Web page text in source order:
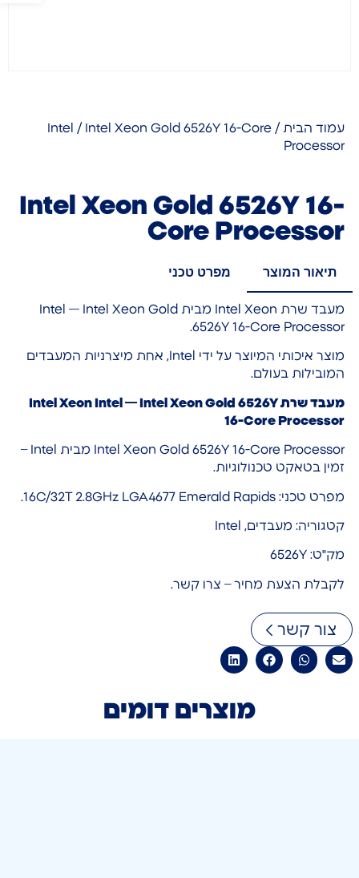
עמוד הבית /
Intel / Intel Xeon Gold 6526Y 16-Core
Processor
Intel Xeon Gold 6526Y 16-
Core Processor
תיאור המוצר מפרט טכני
מעבד שרת Intel Xeon מבית Intel — Intel Xeon Gold
6526Y 16-Core Processor.
מוצר איכותי המיוצר על ידי Intel, אחת מיצרניות המעבדים
המובילות בעולם.
מעבד שרת Intel Xeon Intel — Intel Xeon Gold 6526Y
16-Core Processor
Intel Xeon Gold 6526Y 16-Core Processor מבית Intel –
זמין בטאקט טכנולוגיות.
מפרט טכני: 16C/32T 2.8GHz LGA4677 Emerald Rapids.
קטגוריה: מעבדים, Intel
מק"ט: 6526Y
לקבלת הצעת מחיר – צרו קשר.
צור קשר
מוצרים דומים